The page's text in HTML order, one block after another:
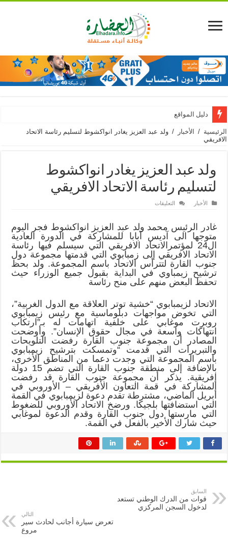
دليل المواقع
الرئيسية / الأخبار / ولد عبد العزيز يغادر انواكشوط لتسليم رئاسة الاتحاد
الافريقي
ولد عبد العزيز يغادر انواكشوط
لتسليم رئاسة الاتحاد الافريقي
الأخبار التعليقات
يغادر
انواكشوط
لتسليم
رئاسة
الاتحاد
الافريقي
مغلقة
غادر الرئيس محمد ولد عبد العزيز انواكشوط فجر اليوم
متوجها الى آديس آبابا للمشاركة في الدورة العادية
ال24 لمؤتمرالاتحاد الافريقي التي سيسلم فيها رئاسة
الاتحاد الافريقي إلى زمبابوي التي قدمتها مجموعة دول
جنوب القارة لتترأس الاتحاد باسم المجموعة. ولد بحظ
ترشيح زيمباوي في البداية بقبول جميع الوزراء حيث
تحفظ البعض منهم على منح رئاسة
الاتحاد لزيمبابوي “خشية توتر العلاقة مع الدول الغربية”،
التي تخوض مواجهات دبلوماسية مع رئيس زيمبابوي
روبرت موغابي على خلفية اتهامات له بـ”ارتكاب
انتهاكات واسعة في مجال حقوق الإنسان”. وأوضحت
المصادر أن مجموعة جنوب القارة رفضت التلويحات
والتبريرات التي قدمت “وتمسكت بترشيح زيمبابوي
باسم المجموعة التي وجدت دعما من المناطق الأخرى،
بالإضافة إلى منطقة جنوب القارة التي تضم 15 دولة
إفريقية. يذكر أن مجموعة جنوب القارة قد رفضت
المشاركة في قمة التعاون الأفريقي – الأوروبي في
أبريل الماضي، مشترطة تقدم دعوة لزيمبابوي في القمة
التي استضافتها بلجيكا. ورضخ الاتحاد الأوروبي للضغوط
التي مارستها دول جنوب القارة وقدم الدعوة لموغابي
حيث شارك الأخير بالفعل في القمة.
السابق
قوات من الدرك الوطني تستعد
لدخول السجن المركزي
التالي
تعرض سيارة أجانب لحادث سير
مروع